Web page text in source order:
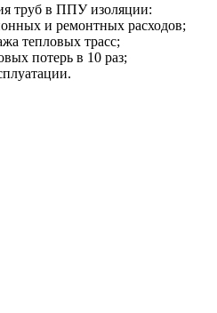
труб в ППУ изоляции:
и ремонтных расходов;
тепловых трасс;
потерь в 10 раз;